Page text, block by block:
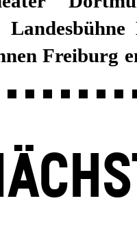
Freiburg